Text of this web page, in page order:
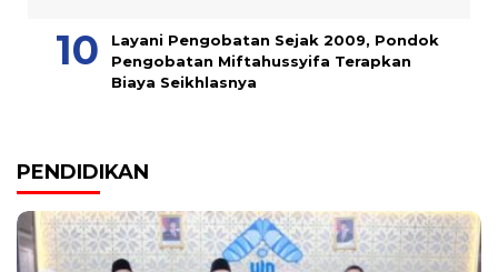
Layani Pengobatan Sejak 2009, Pondok
Pengobatan Miftahussyifa Terapkan
Biaya Seikhlasnya
PENDIDIKAN